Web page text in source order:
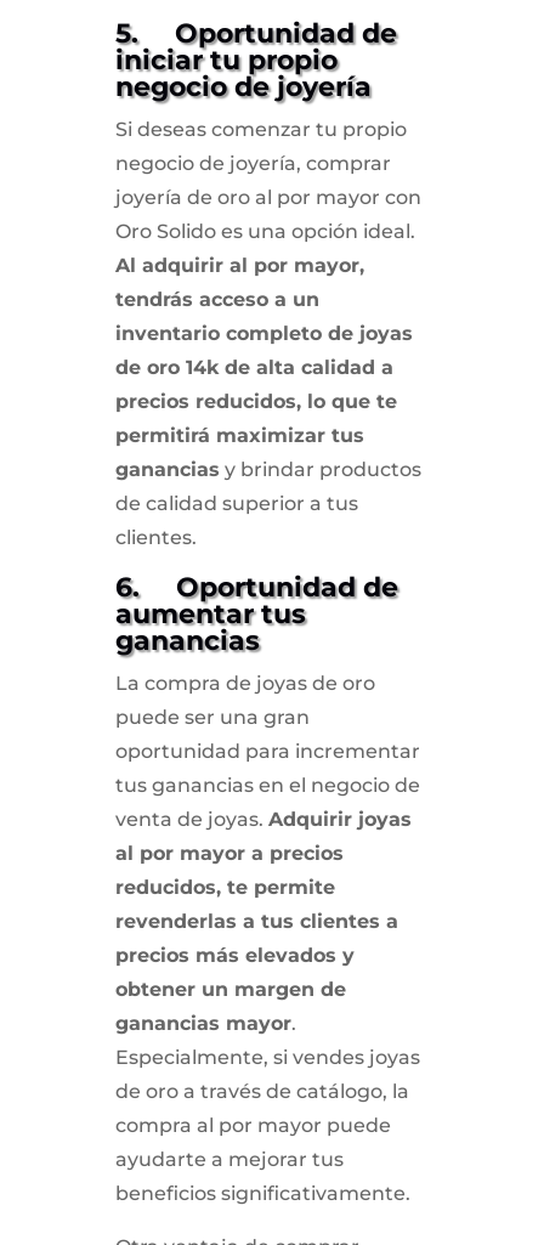
5. Oportunidad de
iniciar tu propio
negocio de joyería
Si deseas comenzar tu propio
negocio de joyería, comprar
joyería de oro al por mayor con
Oro Solido es una opción ideal.
Al adquirir al por mayor,
tendrás acceso a un
inventario completo de joyas
de oro 14k de alta calidad a
precios reducidos, lo que te
permitirá maximizar tus
ganancias y brindar productos
de calidad superior a tus
clientes.
6. Oportunidad de
aumentar tus
ganancias
La compra de joyas de oro
puede ser una gran
oportunidad para incrementar
tus ganancias en el negocio de
venta de joyas. Adquirir joyas
al por mayor a precios
reducidos, te permite
revenderlas a tus clientes a
precios más elevados y
obtener un margen de
ganancias mayor.
Especialmente, si vendes joyas
de oro a través de catálogo, la
compra al por mayor puede
ayudarte a mejorar tus
beneficios significativamente.